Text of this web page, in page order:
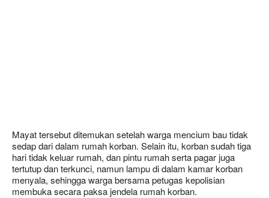
Mayat tersebut ditemukan setelah warga mencium bau tidak
sedap dari dalam rumah korban. Selain itu, korban sudah tiga
hari tidak keluar rumah, dan pintu rumah serta pagar juga
tertutup dan terkunci, namun lampu di dalam kamar korban
menyala, sehingga warga bersama petugas kepolisian
membuka secara paksa jendela rumah korban.